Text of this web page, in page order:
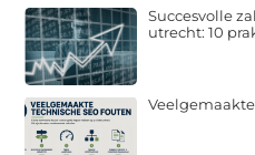
Succesvolle
utrecht: 10